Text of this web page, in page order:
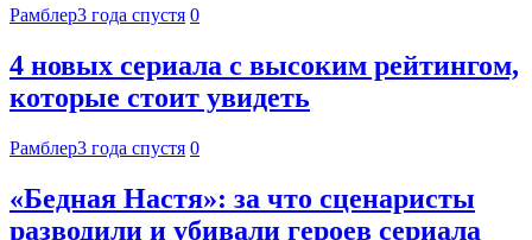
Рамблер3 года спустя 0
4 новых сериала с высоким рейтингом,
которые стоит увидеть
Рамблер3 года спустя 0
«Бедная Настя»: за что сценаристы
разводили и убивали героев сериала